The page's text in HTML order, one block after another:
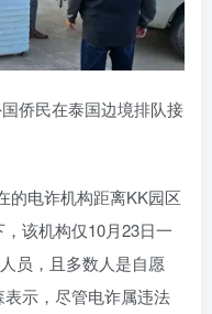
侨民在泰国边境排队接
的电诈机构距离KK园区
该机构仅10月23日一
员，且多数人是自愿
表示，尽管电诈属违法